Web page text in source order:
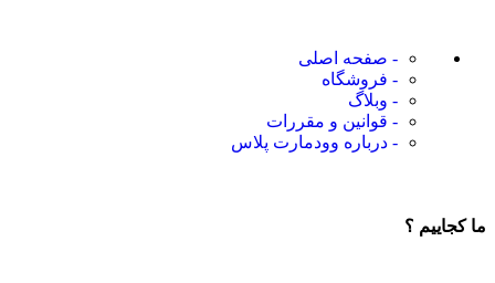
- صفحه اصلی
- فروشگاه
- وبلاگ
- قوانین و مقررات
- درباره وودمارت پلاس
ما کجاییم ؟